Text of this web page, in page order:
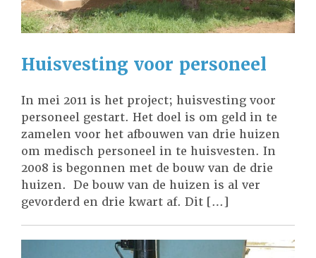
Huisvesting voor personeel
In mei 2011 is het project; huisvesting voor
personeel gestart. Het doel is om geld in te
zamelen voor het afbouwen van drie huizen
om medisch personeel in te huisvesten. In
2008 is begonnen met de bouw van de drie
huizen. De bouw van de huizen is al ver
gevorderd en drie kwart af. Dit […]